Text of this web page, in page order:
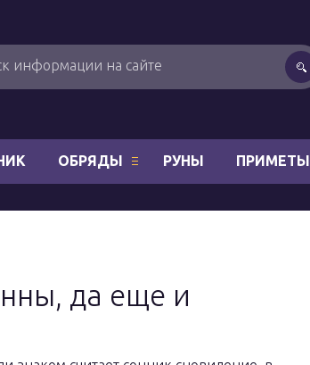
ОБРЯДЫ РУНЫ ПРИМЕТЫ
да еще и